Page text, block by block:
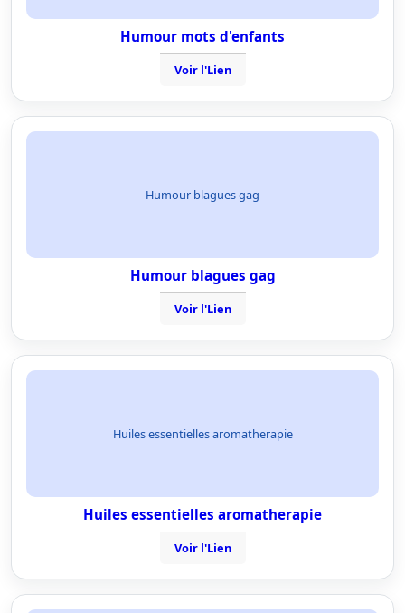
Humour mots d'enfants
Voir l'Lien
Humour blagues gag
Humour blagues gag
Voir l'Lien
Huiles essentielles aromatherapie
Huiles essentielles aromatherapie
Voir l'Lien